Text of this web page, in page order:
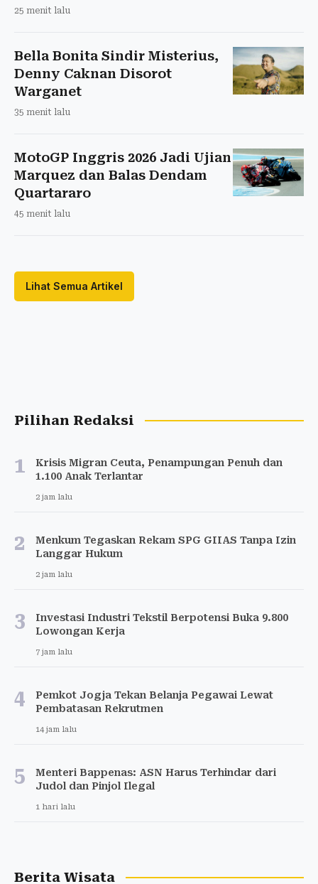
25 menit lalu
Bella Bonita Sindir Misterius,
Denny Caknan Disorot
Warganet
35 menit lalu
MotoGP Inggris 2026 Jadi Ujian
Marquez dan Balas Dendam
Quartararo
45 menit lalu
Lihat Semua Artikel
Pilihan Redaksi
1
Krisis Migran Ceuta, Penampungan Penuh dan
1.100 Anak Terlantar
2 jam lalu
2
Menkum Tegaskan Rekam SPG GIIAS Tanpa Izin
Langgar Hukum
2 jam lalu
3
Investasi Industri Tekstil Berpotensi Buka 9.800
Lowongan Kerja
7 jam lalu
4
Pemkot Jogja Tekan Belanja Pegawai Lewat
Pembatasan Rekrutmen
14 jam lalu
5
Menteri Bappenas: ASN Harus Terhindar dari
Judol dan Pinjol Ilegal
1 hari lalu
Berita Wisata